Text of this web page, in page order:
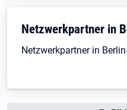
Netzwerkpartner in
Netzwerkpartner in